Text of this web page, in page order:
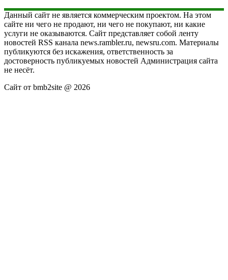
Данный сайт не является коммерческим проектом. На этом
сайте ни чего не продают, ни чего не покупают, ни какие
услуги не оказываются. Сайт представляет собой ленту
новостей RSS канала news.rambler.ru, newsru.com. Материалы
публикуются без искажения, ответственность за
достоверность публикуемых новостей Администрация сайта
не несёт.
Сайт от bmb2site @ 2026